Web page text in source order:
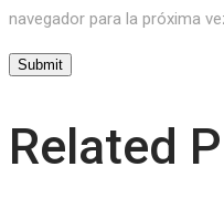
navegador para la próxima
Related